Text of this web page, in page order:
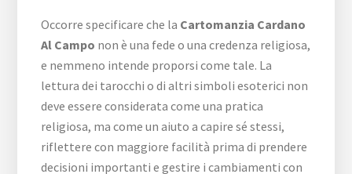
Occorre specificare che la Cartomanzia Cardano
Al Campo non è una fede o una credenza religiosa,
e nemmeno intende proporsi come tale. La
lettura dei tarocchi o di altri simboli esoterici non
deve essere considerata come una pratica
religiosa, ma come un aiuto a capire sé stessi,
riflettere con maggiore facilità prima di prendere
decisioni importanti e gestire i cambiamenti con